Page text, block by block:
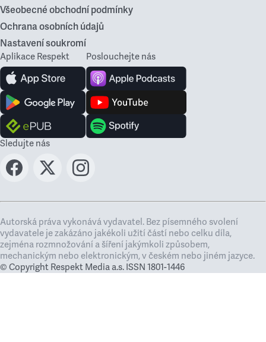
Všeobecné obchodní podmínky
Ochrana osobních údajů
Nastavení soukromí
Aplikace Respekt Poslouchejte nás
Sledujte nás
Autorská práva vykonává vydavatel. Bez písemného svolení
vydavatele je zakázáno jakékoli užití částí nebo celku díla,
zejména rozmnožování a šíření jakýmkoli způsobem,
mechanickým nebo elektronickým, v českém nebo jiném jazyce.
© Copyright Respekt Media a.s. ISSN 1801-1446